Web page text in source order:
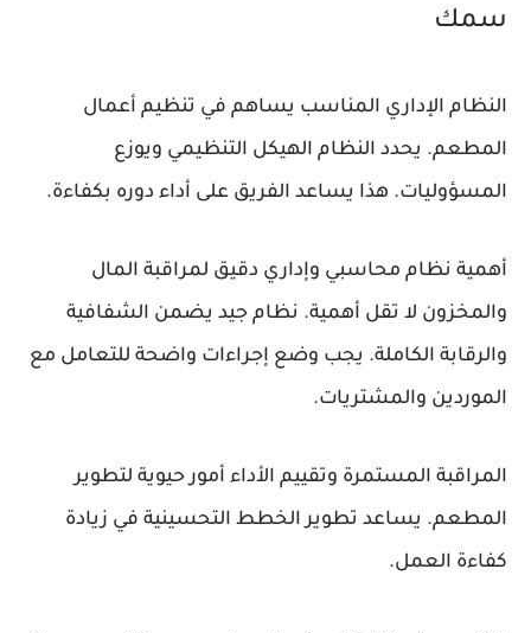
سمك
النظام الإداري المناسب يساهم في تنظيم أعمال
المطعم. يحدد النظام الهيكل التنظيمي ويوزع
المسؤوليات. هذا يساعد الفريق على أداء دوره بكفاءة.
أهمية نظام محاسبي وإداري دقيق لمراقبة المال
والمخزون لا تقل أهمية. نظام جيد يضمن الشفافية
والرقابة الكاملة. يجب وضع إجراءات واضحة للتعامل مع
الموردين والمشتريات.
المراقبة المستمرة وتقييم الأداء أمور حيوية لتطوير
المطعم. يساعد تطوير الخطط التحسينية في زيادة
كفاءة العمل.